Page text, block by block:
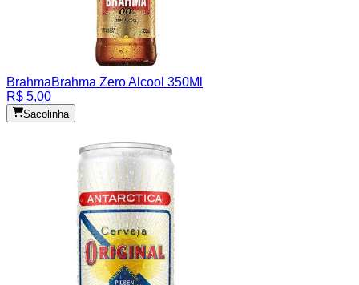
BrahmaBrahma Zero Alcool 350Ml
R$ 5,00
Sacolinha